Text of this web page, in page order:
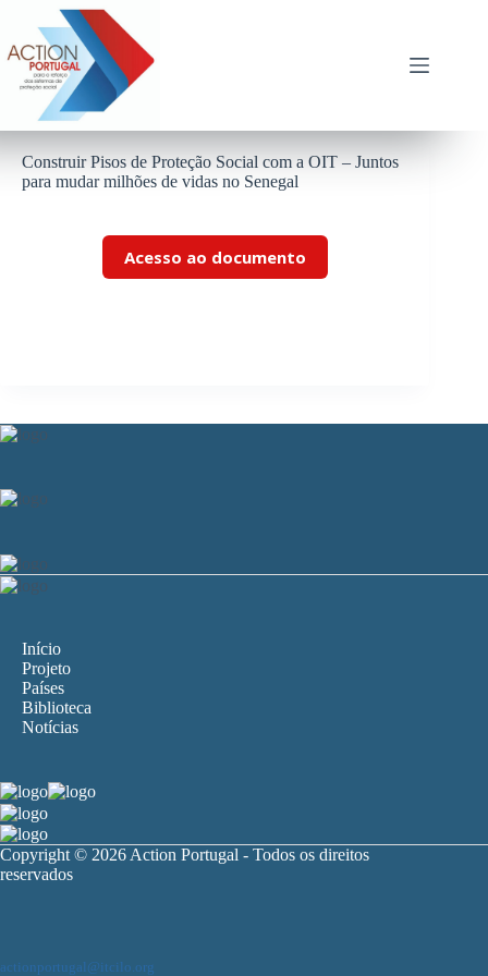
conteúdo
Construir Pisos de Proteção Social com a OIT – Juntos
para mudar milhões de vidas no Senegal
Acesso ao documento
Início
Projeto
Países
Biblioteca
Notícias
Copyright © 2026 Action Portugal - Todos os direitos
reservados
actionportugal@itcilo.org